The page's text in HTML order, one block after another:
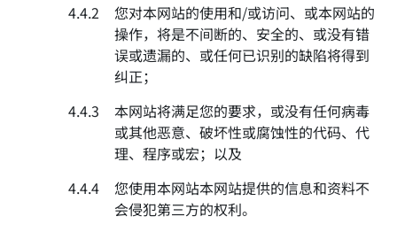
4.4.2
您对本网站的使用和/或访问、或本网站的
操作，将是不间断的、安全的、或没有错
误或遗漏的、或任何已识别的缺陷将得到
纠正；
4.4.3
本网站将满足您的要求，或没有任何病毒
或其他恶意、破坏性或腐蚀性的代码、代
理、程序或宏；以及
4.4.4
您使用本网站本网站提供的信息和资料不
会侵犯第三方的权利。